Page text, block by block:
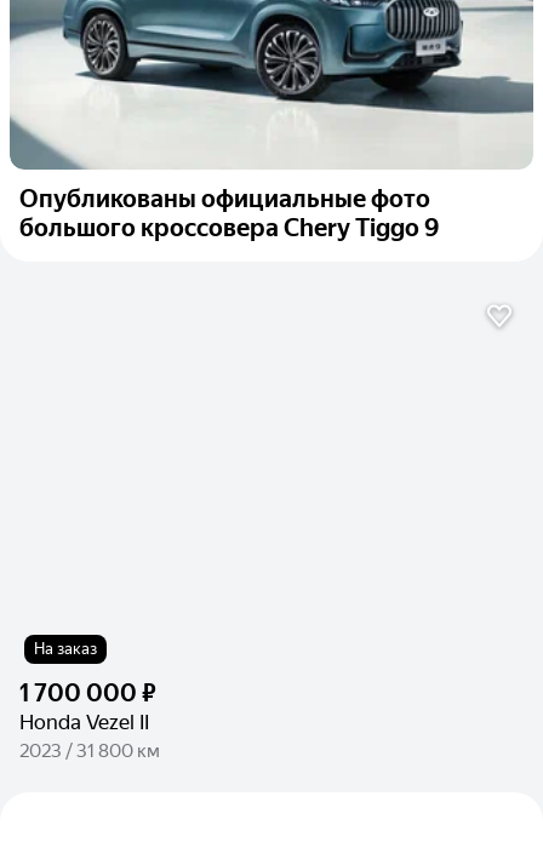
Опубликованы официальные фото
большого кроссовера Chery Tiggo 9
На заказ
1 700 000 ₽
Honda Vezel II
2023 / 31 800 км